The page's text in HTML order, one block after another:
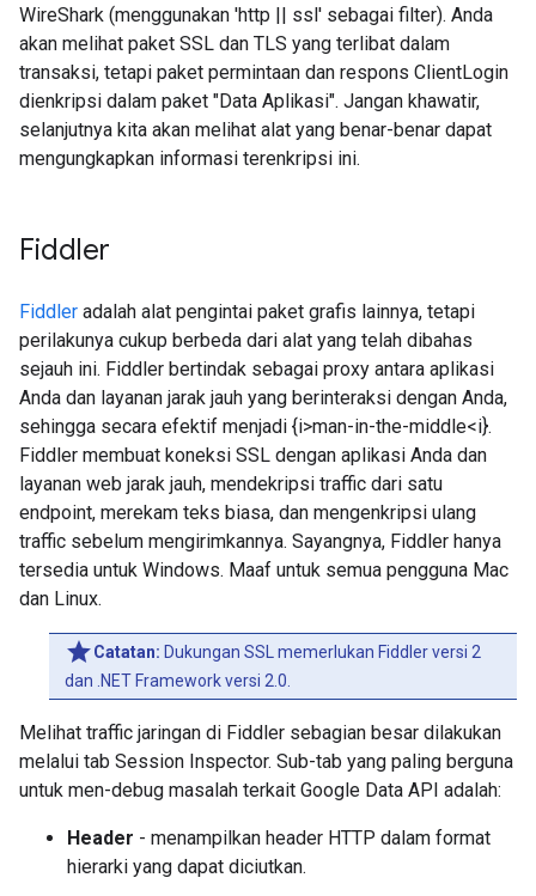
WireShark (menggunakan 'http || ssl' sebagai filter). Anda
akan melihat paket SSL dan TLS yang terlibat dalam
transaksi, tetapi paket permintaan dan respons ClientLogin
dienkripsi dalam paket "Data Aplikasi". Jangan khawatir,
selanjutnya kita akan melihat alat yang benar-benar dapat
mengungkapkan informasi terenkripsi ini.
Fiddler
Fiddler adalah alat pengintai paket grafis lainnya, tetapi
perilakunya cukup berbeda dari alat yang telah dibahas
sejauh ini. Fiddler bertindak sebagai proxy antara aplikasi
Anda dan layanan jarak jauh yang berinteraksi dengan Anda,
sehingga secara efektif menjadi {i>man-in-the-middle<i}.
Fiddler membuat koneksi SSL dengan aplikasi Anda dan
layanan web jarak jauh, mendekripsi traffic dari satu
endpoint, merekam teks biasa, dan mengenkripsi ulang
traffic sebelum mengirimkannya. Sayangnya, Fiddler hanya
tersedia untuk Windows. Maaf untuk semua pengguna Mac
dan Linux.
Catatan: Dukungan SSL memerlukan Fiddler versi 2
dan .NET Framework versi 2.0.
Melihat traffic jaringan di Fiddler sebagian besar dilakukan
melalui tab Session Inspector. Sub-tab yang paling berguna
untuk men-debug masalah terkait Google Data API adalah:
Header - menampilkan header HTTP dalam format
hierarki yang dapat diciutkan.